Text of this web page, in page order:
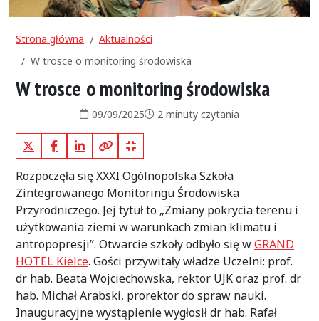
Strona główna
Aktualności
W trosce o monitoring środowiska
W trosce o monitoring środowiska
Data publikacji:
09/09/2025Czas czytania:
2 minuty czytania
X (Twitter)FacebookLinkedInKopiuj pełny link
Kopiuj krótki link
Rozpoczęła się XXXI Ogólnopolska Szkoła
Zintegrowanego Monitoringu Środowiska
Przyrodniczego. Jej tytuł to „Zmiany pokrycia terenu i
użytkowania ziemi w warunkach zmian klimatu i
antropopresji”. Otwarcie szkoły odbyło się wGRAND
HOTEL Kielce. Gości przywitały władze Uczelni: prof.
dr hab. Beata Wojciechowska, rektor UJK oraz prof. dr
hab. Michał Arabski, prorektor do spraw nauki.
Inauguracyjne wystąpienie wygłosił dr hab. Rafał